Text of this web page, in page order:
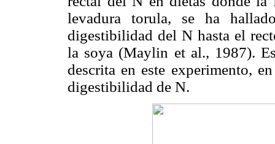
levadura torula, se ha
digestibilidad del N hasta el
la soya (Maylin et al., 1987).
descrita en este experimento,
digestibilidad de N.